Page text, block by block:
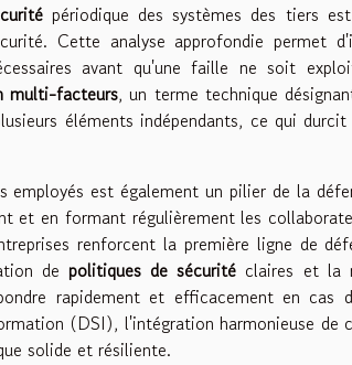
périodique des systèmes des tiers
Cette analyse approfondie permet
avant qu'une faille ne soit
multi-facteurs, un terme technique
éléments indépendants, ce qui
employés est également un pilier de la
et en formant régulièrement les
renforcent la première ligne de
depolitiques de sécurité claires et la
rapidement et efficacement en cas
(DSI), l'intégration harmonieuse de
solide et résiliente.